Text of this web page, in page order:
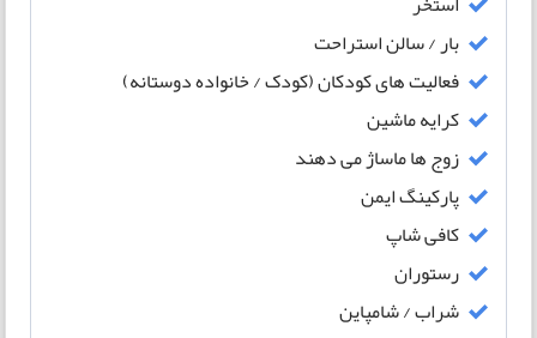
بار / سالن استراحت
فعالیت های کودکان (کودک / خانواده دوستانه)
کرایه ماشین
زوج ها ماساژ می دهند
پارکینگ ایمن
کافی شاپ
رستوران
شراب / شامپاین